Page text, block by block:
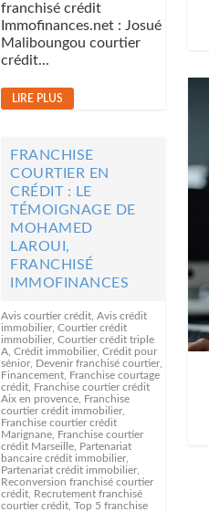
franchisé crédit
Immofinances.net : Josué
Maliboungou courtier
crédit...
LIRE PLUS
FRANCHISE
COURTIER EN
CRÉDIT : LE
TÉMOIGNAGE DE
MOHAMED
LAROUI,
FRANCHISÉ
IMMOFINANCES
Avis courtier crédit ,Avis crédit
immobilier ,Courtier crédit
immobilier ,Courtier crédit triple
A ,Crédit immobilier ,Crédit pour
sénior Devenir franchisé courtier
Financement Franchise courtage
crédit Franchise courtier crédit
Aix en provence Franchise
courtier crédit immobilier
Franchise courtier crédit
Marignane Franchise courtier
crédit Marseille Partenariat
bancaire crédit immobilier
Partenariat crédit immobilier
Reconversion franchisé courtier
crédit Recrutement franchisé
courtier crédit ,Top 5 franchise